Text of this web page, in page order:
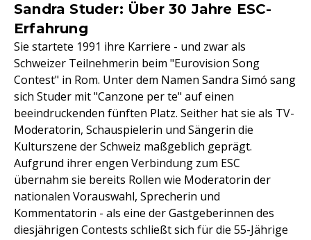
Sandra Studer: Über 30 Jahre ESC-
Erfahrung
Sie startete 1991 ihre Karriere - und zwar als
Schweizer Teilnehmerin beim "Eurovision Song
Contest" in Rom. Unter dem Namen Sandra Simó sang
sich Studer mit "Canzone per te" auf einen
beeindruckenden fünften Platz. Seither hat sie als TV-
Moderatorin, Schauspielerin und Sängerin die
Kulturszene der Schweiz maßgeblich geprägt.
Aufgrund ihrer engen Verbindung zum ESC
übernahm sie bereits Rollen wie Moderatorin der
nationalen Vorauswahl, Sprecherin und
Kommentatorin - als eine der Gastgeberinnen des
diesjährigen Contests schließt sich für die 55-Jährige